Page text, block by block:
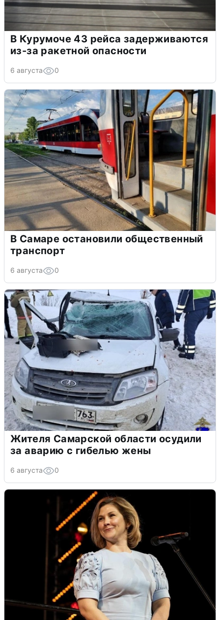
В Курумоче 43 рейса задерживаются
из-за ракетной опасности
6 августа 0
В Самаре остановили общественный
транспорт
6 августа 0
Жителя Самарской области осудили
за аварию с гибелью жены
6 августа 0